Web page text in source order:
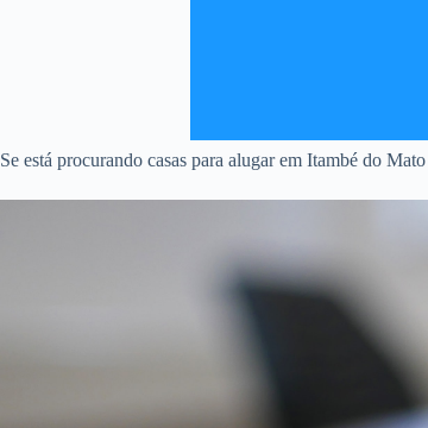
Se está procurando casas para alugar em Itambé do